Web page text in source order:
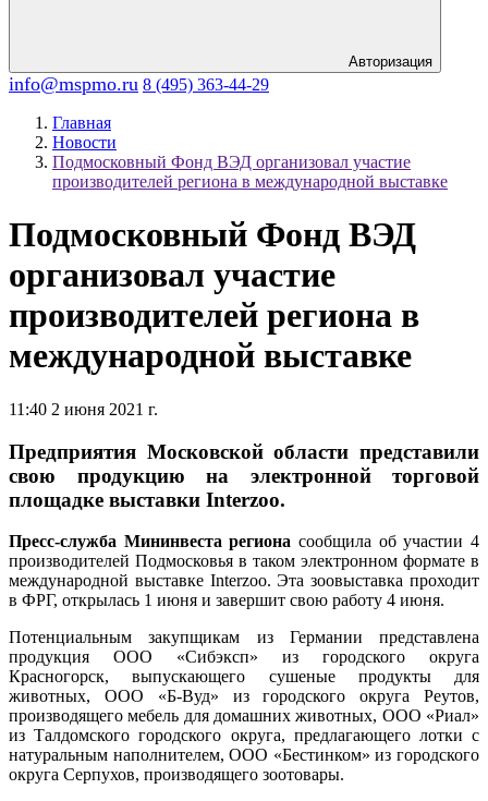
Авторизация
info@mspmo.ru 8 (495) 363-44-29
Главная
Новости
Подмосковный Фонд ВЭД организовал участие
производителей региона в международной выставке
Подмосковный Фонд ВЭД
организовал участие
производителей региона в
международной выставке
11:40 2 июня 2021 г.
Предприятия Московской области представили
свою продукцию на электронной торговой
площадке выставки Interzoo.
Пресс-служба Мининвеста региона сообщила об участии 4
производителей Подмосковья в таком электронном формате в
международной выставке Interzoo. Эта зоовыставка проходит
в ФРГ, открылась 1 июня и завершит свою работу 4 июня.
Потенциальным закупщикам из Германии представлена
продукция ООО «Сибэксп» из городского округа
Красногорск, выпускающего сушеные продукты для
животных, ООО «Б-Вуд» из городского округа Реутов,
производящего мебель для домашних животных, ООО «Риал»
из Талдомского городского округа, предлагающего лотки с
натуральным наполнителем, ООО «Бестинком» из городского
округа Серпухов, производящего зоотовары.